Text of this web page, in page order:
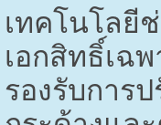
เทคโนโลยี
เอกสิทธิ์เฉ
รองรับการ